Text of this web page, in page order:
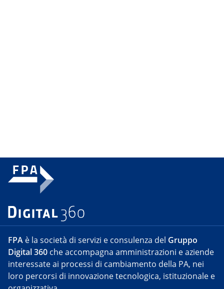
FPA è la società di servizi e consulenza del Gruppo
Digital 360 che accompagna amministrazioni e aziende
interessate ai processi di cambiamento della PA, nei
loro percorsi di innovazione tecnologica, istituzionale e